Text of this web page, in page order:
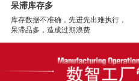
呆滞库存多
库存数据不准确，先进先出难执行，
呆滞品多，造成过期浪费